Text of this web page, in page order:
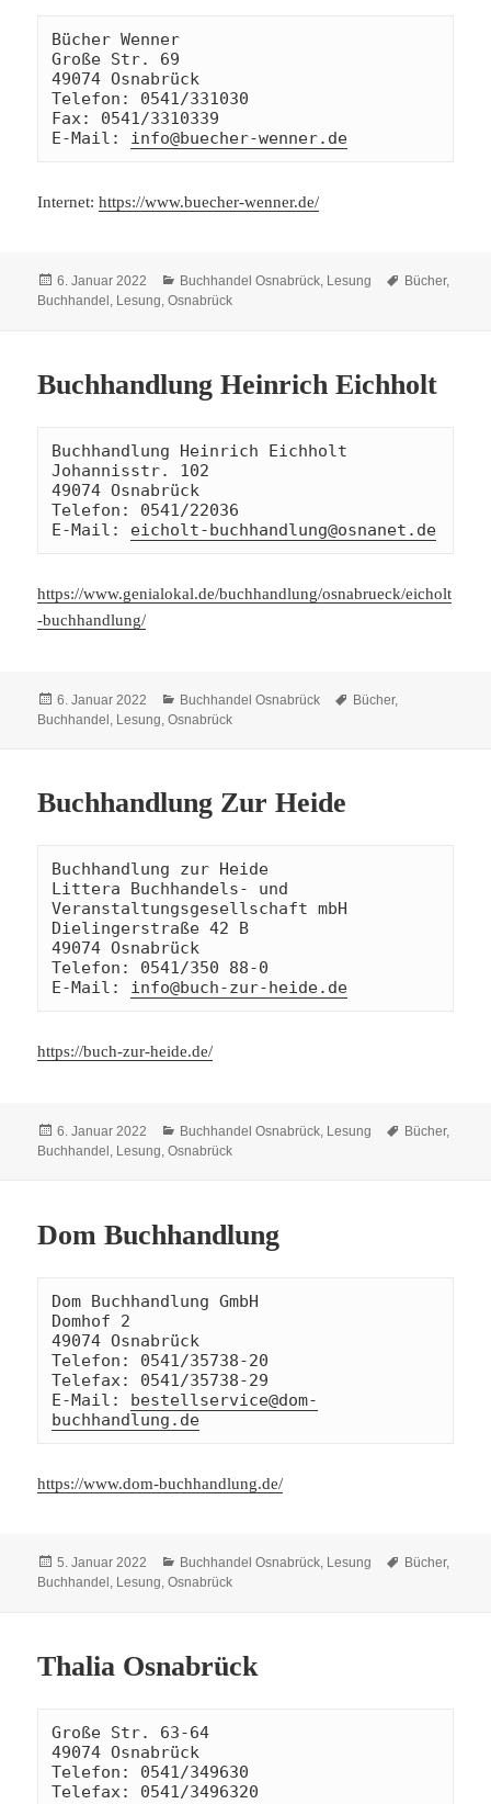
Bücher Wenner
Große Str. 69
49074 Osnabrück
Telefon: 0541/331030
Fax: 0541/3310339
E-Mail: info@buecher-wenner.de
Internet:https://www.buecher-wenner.de/
Veröffentlicht
am
6. Januar 2022 Kategorien
Buchhandel Osnabrück, Lesung Schlagwörter
Bücher,
Buchhandel , Lesung,Osnabrück
Buchhandlung Heinrich Eichholt
Buchhandlung Heinrich Eichholt
Johannisstr. 102
49074 Osnabrück
Telefon: 0541/22036
E-Mail: eicholt-buchhandlung@osnanet.de
https://www.genialokal.de/buchhandlung/osnabrueck/eicholt
-buchhandlung/
Veröffentlicht
am
6. Januar 2022 Kategorien
Buchhandel Osnabrück Schlagwörter
Bücher,
Buchhandel Lesung ,Osnabrück
Buchhandlung Zur Heide
Buchhandlung zur Heide
Littera Buchhandels- und
Veranstaltungsgesellschaft mbH
Dielingerstraße 42 B
49074 Osnabrück
Telefon: 0541/350 88-0
E-Mail: info@buch-zur-heide.de
https://buch-zur-heide.de/
Veröffentlicht
am
6. Januar 2022 Kategorien
Buchhandel Osnabrück, Lesung Schlagwörter
Bücher,
Buchhandel , Lesung,Osnabrück
Dom Buchhandlung
Dom Buchhandlung GmbH
Domhof 2
49074 Osnabrück
Telefon: 0541/35738-20
Telefax: 0541/35738-29
E-Mail: bestellservice@dom-
buchhandlung.de
https://www.dom-buchhandlung.de/
Veröffentlicht
am
5. Januar 2022 Kategorien
Buchhandel Osnabrück, Lesung Schlagwörter
Bücher,
Buchhandel , Lesung,Osnabrück
Thalia Osnabrück
Große Str. 63-64
49074 Osnabrück
Telefon: 0541/349630
Telefax: 0541/3496320